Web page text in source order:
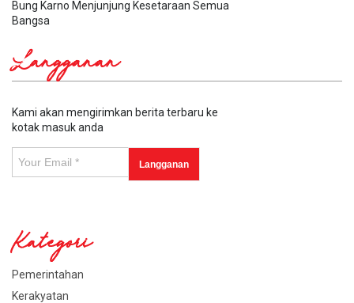
Bung Karno Menjunjung Kesetaraan Semua
Bangsa
Langganan
Kami akan mengirimkan berita terbaru ke
kotak masuk anda
Kategori
Pemerintahan
Kerakyatan